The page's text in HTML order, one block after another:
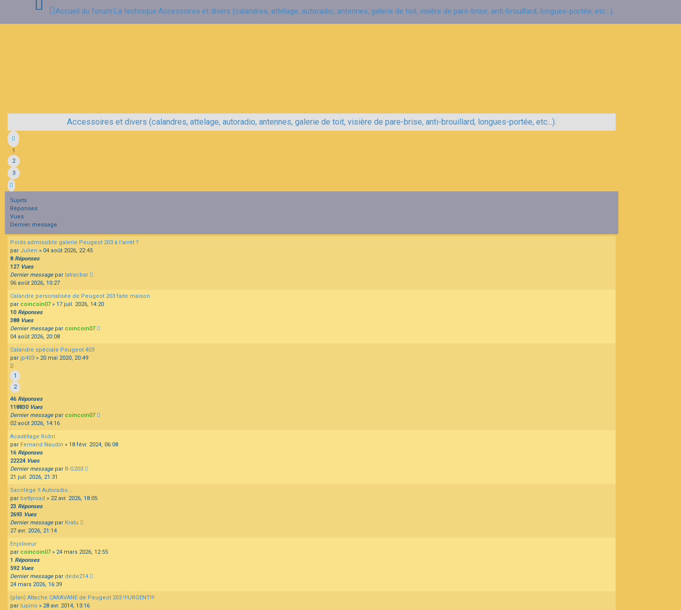
Accueil du forum La technique Accessoires et divers (calandres, attelage, autoradio, antennes, galerie de toit, visière de pare-brise, anti-brouillard, longues-portée, etc...).
Accessoires et divers (calandres, attelage, autoradio, antennes, galerie de toit, visière de pare-brise, anti-brouillard, longues-portée, etc...).
1
2
3
Sujets
Réponses
Vues
Dernier message
Poids admissible galerie Peugeot 203 à l'arrêt ?
par Julien » 04 août 2026, 22:45
8 Réponses
127 Vues
Dernier message par latracbar
06 août 2026, 10:27
Calandre personalisée de Peugeot 203 faite maison
par coincoin07 » 17 juil. 2026, 14:20
10Réponses
388 Vues
Dernier message par coincoin07
04 août 2026, 20:08
Calandre spéciale Peugeot 403
par jp403 » 20 mai 2020, 20:49
1
2
46 Réponses
118830 Vues
Dernier message par coincoin07
02 août 2026, 14:16
Acastillage Robri
par Fernand Naudin » 18 févr. 2024, 06:08
16 Réponses
22224 Vues
Dernier message par R-G203
21 juil. 2026, 21:31
Sacrilège !! Autoradio...
par bettyroad » 22 avr. 2026, 18:05
23 Réponses
2693 Vues
Dernier message par Kratu
27 avr. 2026, 21:14
Enjoliveur
par coincoin07 » 24 mars 2026, 12:55
1 Réponses
592 Vues
Dernier message par dede214
24 mars 2026, 16:39
(plan) Attache CARAVANE de Peugeot 203 !!!URGENT!!!
par lupino » 28 avr. 2014, 13:16